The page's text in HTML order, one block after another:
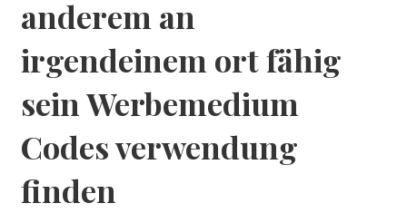
anderem an
irgendeinem ort fähig
sein Werbemedium
Codes verwendung
finden